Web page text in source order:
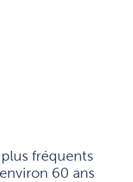
fréquents
60 ans